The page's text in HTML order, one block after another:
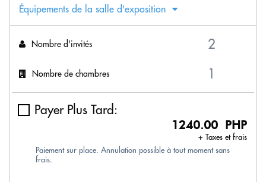
Équipements de la salle d'exposition
Nombre d'invités
Nombre de chambres
Payer Plus Tard:
1240.00 PHP
+ Taxes et frais
Paiement sur place. Annulation possible à tout moment sans
frais.